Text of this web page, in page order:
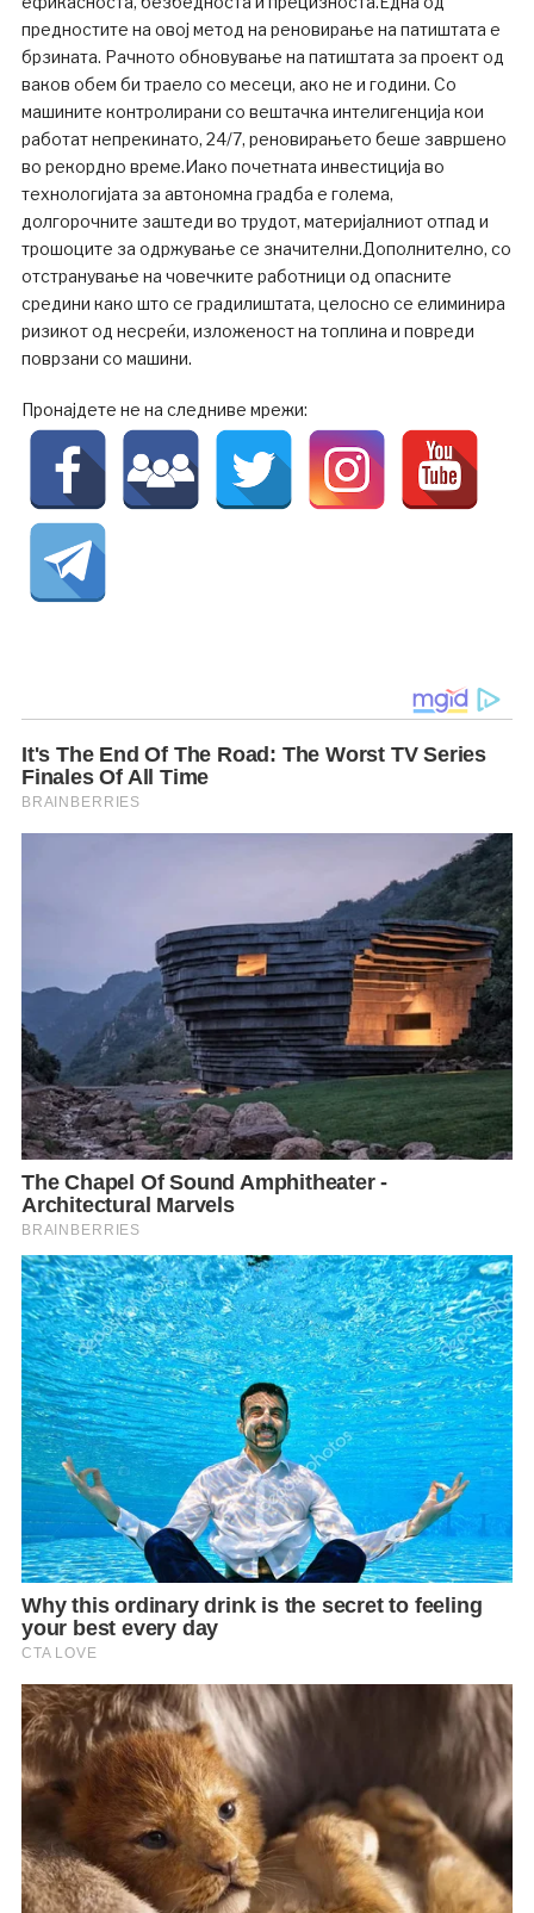
предностите на овој метод на реновирање на патиштата е
брзината. Рачното обновување на патиштата за проект од
ваков обем би траело со месеци, ако не и години. Со
машините контролирани со вештачка интелигенција кои
работат непрекинато, 24/7, реновирањето беше завршено
во рекордно време.Иако почетната инвестиција во
технологијата за автономна градба е голема,
долгорочните заштеди во трудот, материјалниот отпад и
трошоците за одржување се значителни.Дополнително, со
отстранување на човечките работници од опасните
средини како што се градилиштата, целосно се елиминира
ризикот од несреќи, изложеност на топлина и повреди
поврзани со машини.
Пронајдете не на следниве мрежи: